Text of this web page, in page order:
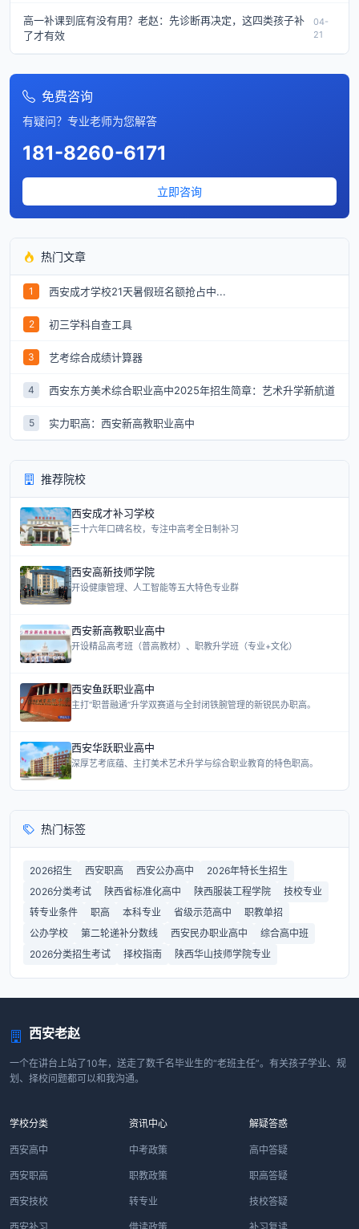
高一补课到底有没有用？老赵：先诊断再决定，这四类孩子补
了才有效
04-
21
免费咨询
有疑问？专业老师为您解答
181-8260-6171
立即咨询
热门文章
1 西安成才学校21天暑假班名额抢占中...
2 初三学科自查工具
3 艺考综合成绩计算器
4 西安东方美术综合职业高中2025年招生简章：艺术升学新航道
5 实力职高：西安新高教职业高中
推荐院校
西安成才补习学校
三十六年口碑名校，专注中高考全日制补习
西安高新技师学院
开设健康管理、人工智能等五大特色专业群
西安新高教职业高中
开设精品高考班（普高教材）、职教升学班（专业+文化）
西安鱼跃职业高中
主打“职普融通”升学双赛道与全封闭铁腕管理的新锐民办职高。
西安华跃职业高中
深厚艺考底蕴、主打美术艺术升学与综合职业教育的特色职高。
热门标签
2026招生 西安职高 西安公办高中
2026年特长生招生
2026分类考试
陕西省标准化高中 陕西服装工程学院
技校专业
转专业条件
职高 本科专业 省级示范高中
职教单招
公办学校
第二轮递补分数线 西安民办职业高中
综合高中班
2026分类招生考试
择校指南 陕西华山技师学院专业
西安老赵
一个在讲台上站了10年，送走了数千名毕业生的“老班主任”。有关孩子学业、规
划、择校问题都可以和我沟通。
学校分类
西安高中
西安职高
西安技校
资讯中心
中考政策
职教政策
转专业
解疑答惑
高中答疑
职高答疑
技校答疑